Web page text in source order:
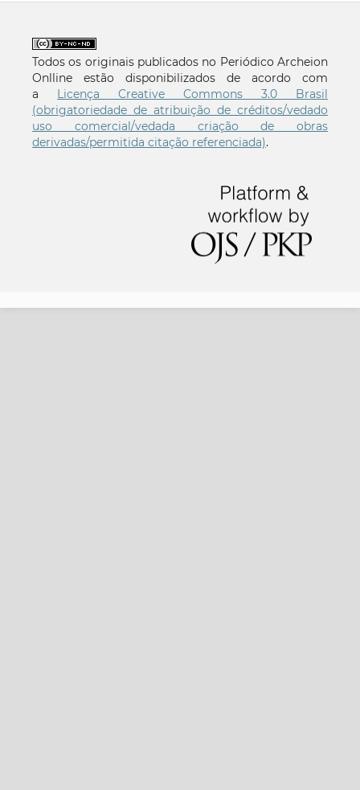
Todos os originais publicados no Periódico Archeion
Onlline estão disponibilizados de acordo com
a Licença Creative Commons 3.0 Brasil
(obrigatoriedade de atribuição de créditos/vedado
uso comercial/vedada criação de obras
derivadas/permitida citação referenciada).